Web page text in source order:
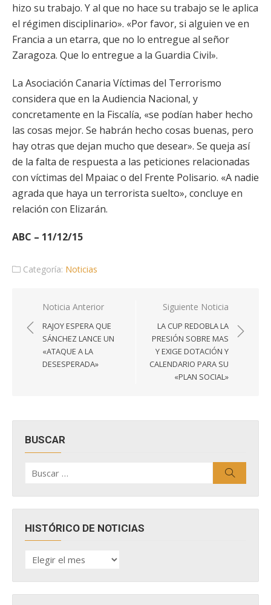
hizo su trabajo. Y al que no hace su trabajo se le aplica
el régimen disciplinario». «Por favor, si alguien ve en
Francia a un etarra, que no lo entregue al señor
Zaragoza. Que lo entregue a la Guardia Civil».
La Asociación Canaria Víctimas del Terrorismo
considera que en la Audiencia Nacional, y
concretamente en la Fiscalía, «se podían haber hecho
las cosas mejor. Se habrán hecho cosas buenas, pero
hay otras que dejan mucho que desear». Se queja así
de la falta de respuesta a las peticiones relacionadas
con víctimas del Mpaiac o del Frente Polisario. «A nadie
agrada que haya un terrorista suelto», concluye en
relación con Elizarán.
ABC – 11/12/15
Categoría: Noticias
Navegación
de
entradas
Noticia Anterior
RAJOY ESPERA QUE
SÁNCHEZ LANCE UN
«ATAQUE A LA
DESESPERADA»
Siguiente Noticia
LA CUP REDOBLA LA
PRESIÓN SOBRE MAS
Y EXIGE DOTACIÓN Y
CALENDARIO PARA SU
«PLAN SOCIAL»
BUSCAR
por:
HISTÓRICO DE NOTICIAS
HISTÓRICO
DE